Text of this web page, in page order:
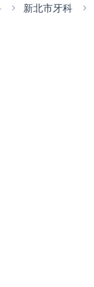
新北市牙科